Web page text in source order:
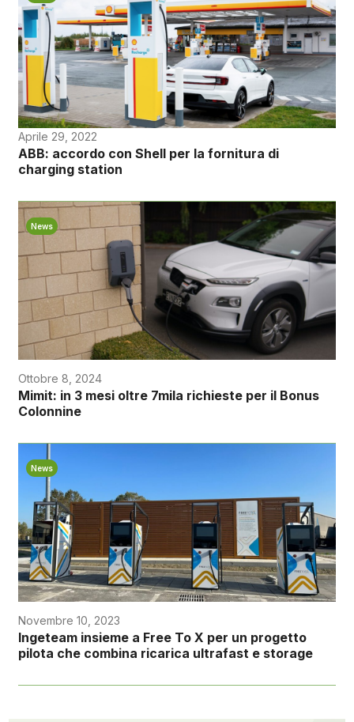
Aprile 29, 2022
ABB: accordo con Shell per la fornitura di
charging station
News
Ottobre 8, 2024
Mimit: in 3 mesi oltre 7mila richieste per il Bonus
Colonnine
News
Novembre 10, 2023
Ingeteam insieme a Free To X per un progetto
pilota che combina ricarica ultrafast e storage